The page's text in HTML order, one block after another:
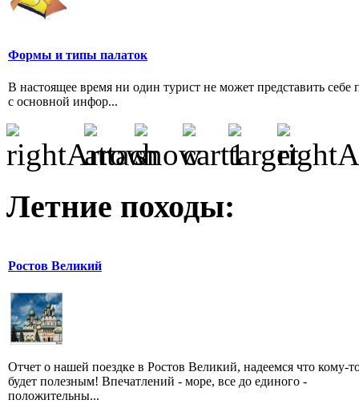
Формы и типы палаток
В настоящее время ни один турист не может представить
с основной инфор...
Летние походы:
Ростов Великий
Отчет о нашей поездке в Ростов Великий, надеемся что кому-
будет полезным! Впечатлений - море, все до единого -
положительны...